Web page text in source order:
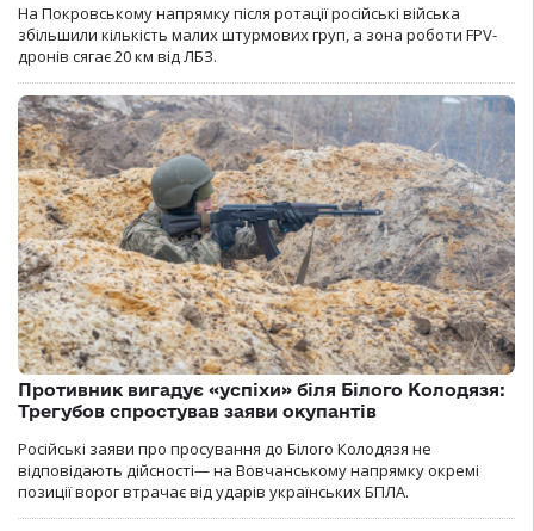
На Покровському напрямку після ротації російські війська
збільшили кількість малих штурмових груп, а зона роботи FPV-
дронів сягає 20 км від ЛБЗ.
Противник вигадує «успіхи» біля Білого Колодязя:
Трегубов спростував заяви окупантів
Російські заяви про просування до Білого Колодязя не
відповідають дійсності— на Вовчанському напрямку окремі
позиції ворог втрачає від ударів українських БПЛА.